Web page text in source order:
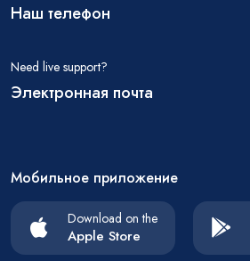
Наш телефон
Need live support?
Электронная почта
Мобильное приложение
Download on the
Apple Store